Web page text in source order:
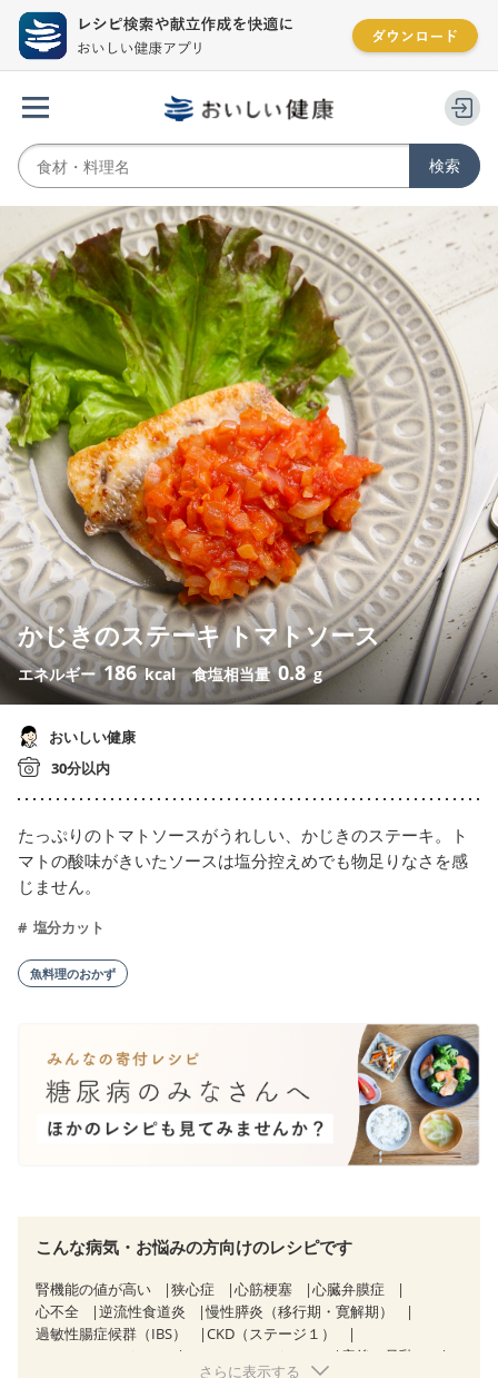
かじきのステーキ トマトソース
エネルギー 186 kcal 食塩相当量0.8 g
おいしい健康
30分以内
たっぷりのトマトソースがうれしい、かじきのステーキ。ト
マトの酸味がきいたソースは塩分控えめでも物足りなさを感
じません。
塩分カット
魚料理のおかず
こんな病気・お悩みの方向けのレシピです
腎機能の値が高い 狭心症 心筋梗塞
心臓弁膜症
心不全
逆流性食道炎
慢性膵炎（移行期・寛解期）
過敏性腸症候群（IBS）
CKD（ステージ１）
CKD（ステージ２）
CKD（ステージ３a）
産後（母乳）
さらに表示する